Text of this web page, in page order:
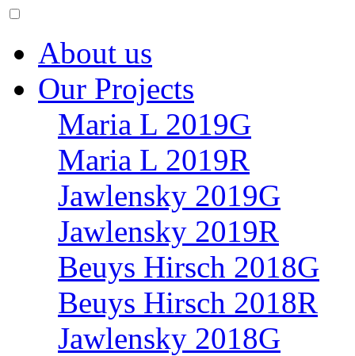
About us
Our Projects
Maria L 2019G
Maria L 2019R
Jawlensky 2019G
Jawlensky 2019R
Beuys Hirsch 2018G
Beuys Hirsch 2018R
Jawlensky 2018G